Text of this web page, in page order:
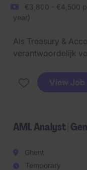
€3,800 - €4,500
year)
Als Treasury &
verantwoordelijk
binnen de afdeling
functie biedt u de
View Job
AML Analyst |
Ghent
Temporary